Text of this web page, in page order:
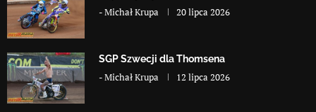
-Michał Krupa 20 lipca 2026
SGP Szwecji dla Thomsena
-Michał Krupa 12 lipca 2026